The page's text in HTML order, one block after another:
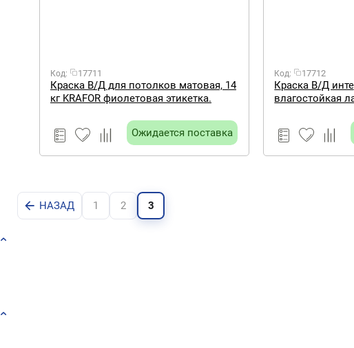
Код: 17711
Краска В/Д для потолков матовая, 14
кг KRAFOR фиолетовая этикетка.
Ожидается поставка
Код: 17712
Краска В/Д
влагостойкая
НАЗАД 1 2 3